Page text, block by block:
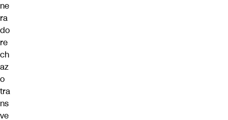
ne
ra
do
re
ch
az
o
tra
ns
ve